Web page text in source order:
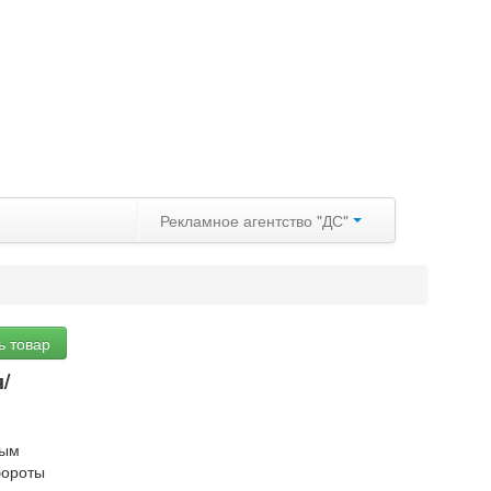
Рекламное агентство "ДС"
товар